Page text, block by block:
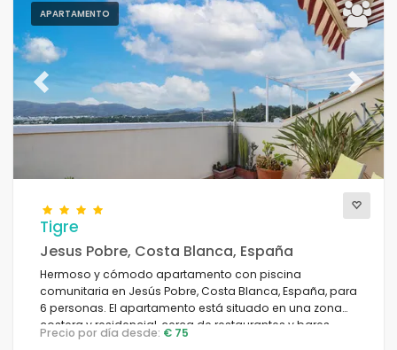
Confort
Servicios
Categorías adicionales
APARTAMENTO
Previous Next
Tigre
Jesus Pobre, Costa Blanca, España
Hermoso y cómodo apartamento con piscina
comunitaria en Jesús Pobre, Costa Blanca, España, para
6 personas. El apartamento está situado en una zona
costera y residencial, cerca de restaurantes y bares,
tiendas y supermercados.
Precio por día desde: € 75